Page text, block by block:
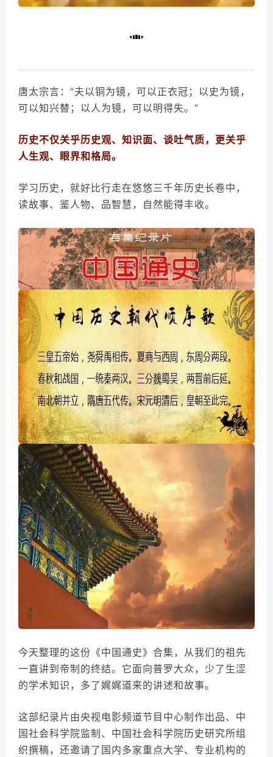
唐太宗言：“夫以铜为镜，可以正衣冠；以史为镜，
可以知兴替；以人为镜，可以明得失。”
历史不仅关乎历史观、知识面、谈吐气质，更关乎
人生观、眼界和格局。
学习历史，就好比行走在悠悠三千年历史长卷中，
读故事、鉴人物、品智慧，自然能得丰收。
今天整理的这份《中国通史》合集，从我们的祖先
一直讲到帝制的终结。它面向普罗大众，少了生涩
的学术知识，多了娓娓道来的讲述和故事。
这部纪录片由央视电影频道节目中心制作出品、中
国社会科学院监制、中国社会科学院历史研究所组
织撰稿，还邀请了国内多家重点大学、专业机构的